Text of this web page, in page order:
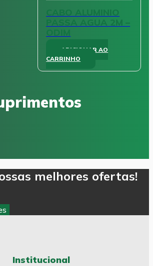
página
do
ADICIONAR AO
CARRINHO
melhores ofertas!
Institucional